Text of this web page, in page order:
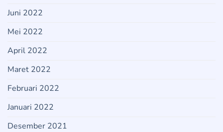
Juni 2022
Mei 2022
April 2022
Maret 2022
Februari 2022
Januari 2022
Desember 2021